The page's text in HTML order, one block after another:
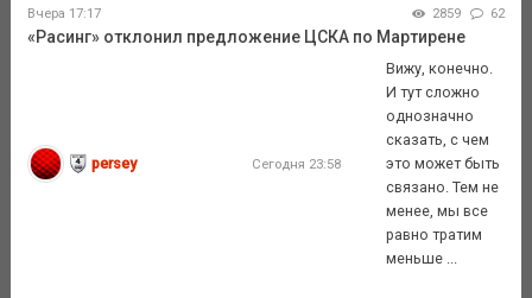
Вчера 17:17 2859 62
«Расинг» отклонил предложение ЦСКА по Мартирене
persey Сегодня 23:58
Вижу, конечно.
И тут сложно
однозначно
сказать, с чем
это может быть
связано. Тем не
менее, мы все
равно тратим
меньше ...